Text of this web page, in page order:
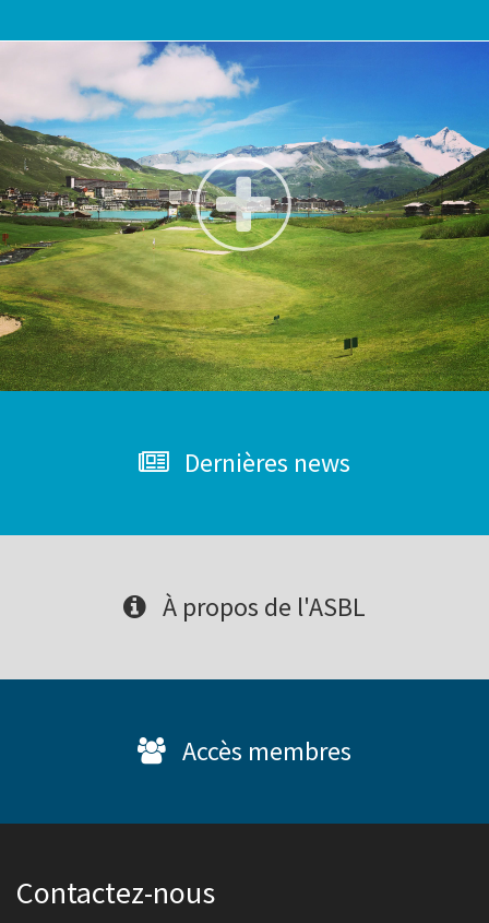
Dernières news
À propos de l'ASBL
Accès membres
Contactez-nous